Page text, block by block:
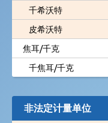
千希沃特
皮希沃特
焦耳/千克
千焦耳/千克
非法定计量单位